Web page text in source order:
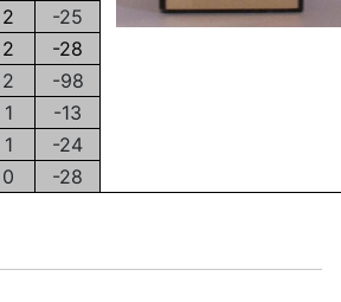
2
-25
2
-28
2
-98
1
-13
1
-24
0 -28